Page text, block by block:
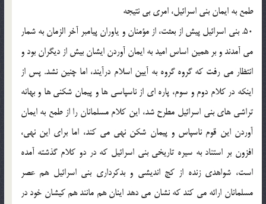
طمع به ايمان بني اسرائيل، امري بي نتيجه
50. بني اسرائيل پيش از بعثت، از مؤمنان و ياوران پيامبر آخر الزمان به شمار
مي آمدند و بر همين اساس اميد به ايمان آوردن ايشان بيش از ديگران بود و
انتظار مي رفت که گروه گروه به آيين اسلام درآيند، اما چنين نشد. پس از
اينکه در کلام دوم و سوم، پاره اي از ناسپاسي ها و پيمان شکني ها و بهانه
تراشي هاي بني اسرائيل مطرح شد، اين کلام مسلمانان را از طمع به ايمان
آوردن اين قوم ناسپاس و پيمان شکن نهي مي کند، اما براي اين نهي،
افزون بر استناد به سيره تاريخي بني اسرائيل که در دو کلام گذشته آمده
است، شواهدي زنده از کج انديشي و بدکرداري بني اسرائيل هم عصر
مسلمانان ارائه مي کند که نشان مي دهد اينان هم مانند هم کيشان خود در